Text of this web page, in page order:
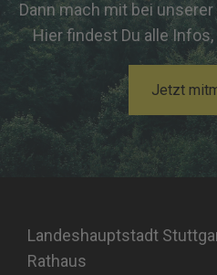
Dann mach mit bei
Hier findest Du alle
Jetzt
Landeshauptstadt
Rathaus